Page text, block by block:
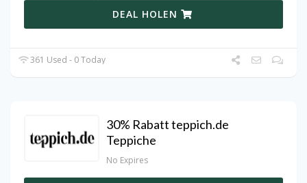
DEAL HOLEN
361 Used - 0 Today
30% Rabatt teppich.de
Teppiche
No Expires